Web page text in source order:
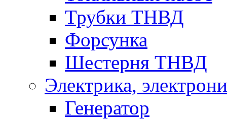
Трубки ТНВД
Форсунка
Шестерня ТНВД
Электрика,
Генератор